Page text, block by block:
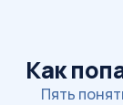
Как
Пять